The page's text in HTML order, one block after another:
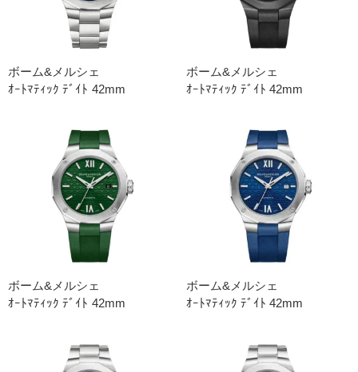
ボーム&メルシェ
ｵｰﾄﾏﾃｨｯｸ ﾃﾞｲﾄ 42mm
ボーム&メルシェ
ｵｰﾄﾏﾃｨｯｸ ﾃﾞｲﾄ 42mm
ボーム&メルシェ
ｵｰﾄﾏﾃｨｯｸ ﾃﾞｲﾄ 42mm
ボーム&メルシェ
ｵｰﾄﾏﾃｨｯｸ ﾃﾞｲﾄ 42mm